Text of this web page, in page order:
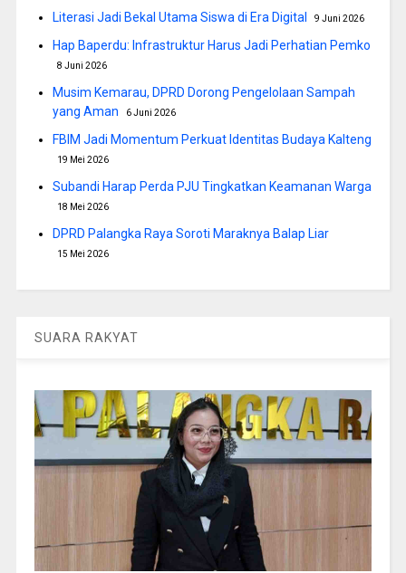
Literasi Jadi Bekal Utama Siswa di Era Digital 9 Juni 2026
Hap Baperdu: Infrastruktur Harus Jadi Perhatian Pemko
8 Juni 2026
Musim Kemarau, DPRD Dorong Pengelolaan Sampah
yang Aman
6 Juni 2026
FBIM Jadi Momentum Perkuat Identitas Budaya Kalteng
19 Mei 2026
Subandi Harap Perda PJU Tingkatkan Keamanan Warga
18 Mei 2026
DPRD Palangka Raya Soroti Maraknya Balap Liar
15 Mei 2026
SUARA RAKYAT